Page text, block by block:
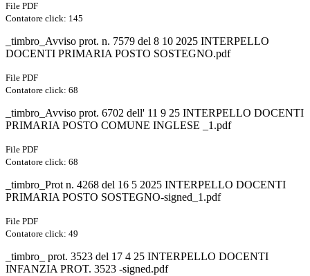
File PDF
Contatore click: 145
_timbro_Avviso prot. n. 7579 del 8 10 2025 INTERPELLO
DOCENTI PRIMARIA POSTO SOSTEGNO.pdf
File PDF
Contatore click: 68
_timbro_Avviso prot. 6702 dell' 11 9 25 INTERPELLO DOCENTI
PRIMARIA POSTO COMUNE INGLESE _1.pdf
File PDF
Contatore click: 68
_timbro_Prot n. 4268 del 16 5 2025 INTERPELLO DOCENTI
PRIMARIA POSTO SOSTEGNO-signed_1.pdf
File PDF
Contatore click: 49
_timbro_ prot. 3523 del 17 4 25 INTERPELLO DOCENTI
INFANZIA PROT. 3523 -signed.pdf